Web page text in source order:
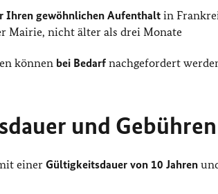
Ihren gewöhnlichen Aufenthalt in
Mairie, nicht älter als drei Monate
können bei Bedarf nachgefordert
und Gebühren
einer Gültigkeitsdauer von 10 Jahren